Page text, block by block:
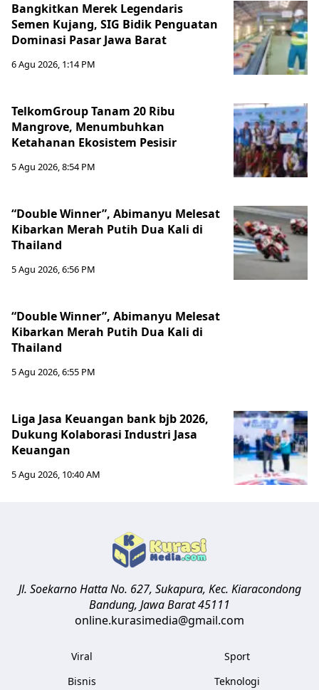
Bangkitkan Merek Legendaris
Semen Kujang, SIG Bidik Penguatan
Dominasi Pasar Jawa Barat
6 Agu 2026, 1:14 PM
TelkomGroup Tanam 20 Ribu
Mangrove, Menumbuhkan
Ketahanan Ekosistem Pesisir
5 Agu 2026, 8:54 PM
“Double Winner”, Abimanyu Melesat
Kibarkan Merah Putih Dua Kali di
Thailand
5 Agu 2026, 6:56 PM
“Double Winner”, Abimanyu Melesat
Kibarkan Merah Putih Dua Kali di
Thailand
5 Agu 2026, 6:55 PM
Liga Jasa Keuangan bank bjb 2026,
Dukung Kolaborasi Industri Jasa
Keuangan
5 Agu 2026, 10:40 AM
Jl. Soekarno Hatta No. 627, Sukapura, Kec. Kiaracondong
Bandung, Jawa Barat45111
online.kurasimedia@gmail.com
Viral
Bisnis
Sport
Teknologi